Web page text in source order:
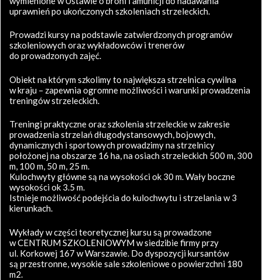
uprawnień po ukończonych szkoleniach strzeleckich.
Prowadzi kursy na podstawie zatwierdzonych programów
szkoleniowych oraz wykładowców i trenerów
do prowadzonych zajęć.
Obiekt na którym szkolimy to największa strzelnica cywilna
w kraju – zapewnia ogromne możliwości i warunki prowadzenia
treningów strzeleckich.
Treningi praktyczne oraz szkolenia strzeleckie w zakresie
prowadzenia strzelań długodystansowych, bojowych,
dynamicznych i sportowych prowadzimy na strzelnicy
położonej na obszarze 16 ha, na osiach strzeleckich 500 m, 300
m, 100 m, 50 m, 25 m.
Kulochwyty główne są na wysokości ok 30 m. Wały boczne
wysokości ok 3.5 m.
Istnieje możliwość podejścia do kulochwytu i strzelania w 3
kierunkach.
Wykłady w części teoretycznej kursu są prowadzone
w CENTRUM SZKOLENIOWYM w siedzibie firmy przy
ul. Korkowej 167 w Warszawie. Do dyspozycji kursantów
są przestronne, wysokie sale szkoleniowe o powierzchni 180
m2.